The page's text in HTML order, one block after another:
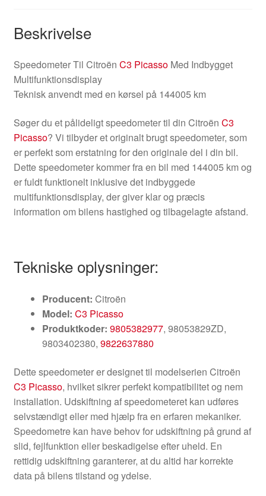
Beskrivelse
Speedometer Til Citroën C3 PicassoMed Indbygget
Multifunktionsdisplay
Teknisk anvendt med en kørsel på 144005 km
Søger du et pålideligt speedometer til din Citroën C3
Picasso? Vi tilbyder et originalt brugt speedometer, som
er perfekt som erstatning for den originale del i din bil.
Dette speedometer kommer fra en bil med 144005 km og
er fuldt funktionelt inklusive det indbyggede
multifunktionsdisplay, der giver klar og præcis
information om bilens hastighed og tilbagelagte afstand.
Tekniske oplysninger:
Producent: Citroën
Model: C3 Picasso
Produktkoder: 9805382977, 98053829ZD,
9803402380, 9822637880
Dette speedometer er designet til modelserien Citroën
C3 Picasso, hvilket sikrer perfekt kompatibilitet og nem
installation. Udskiftning af speedometeret kan udføres
selvstændigt eller med hjælp fra en erfaren mekaniker.
Speedometre kan have behov for udskiftning på grund af
slid, fejlfunktion eller beskadigelse efter uheld. En
rettidig udskiftning garanterer, at du altid har korrekte
data på bilens tilstand og ydelse.